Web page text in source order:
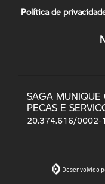
Política de
SAGA MUNIQUE
PECAS E
20.374.616/0002-
Desenvolvido